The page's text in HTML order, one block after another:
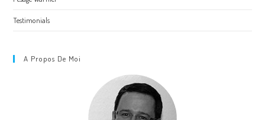
Testimonials
A Propos De Moi